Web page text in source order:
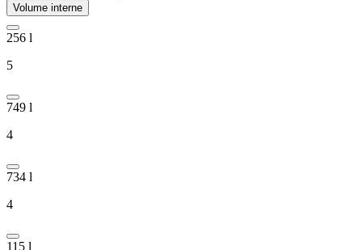
Volume interne
256 l
5
749 l
4
734 l
4
115 l